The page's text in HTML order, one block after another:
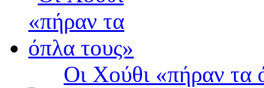
Οι Χούθι «πήραν τα